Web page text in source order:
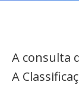
A consulta
A